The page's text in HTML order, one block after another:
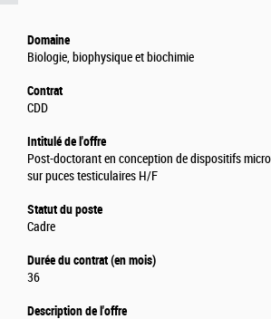
Domaine
Biologie, biophysique et biochimie
Contrat
CDD
Intitulé de l'offre
Post-doctorant en conception de dispositifs
sur puces testiculaires H/F
Statut du poste
Cadre
Durée du contrat (en mois)
36
Description de l'offre